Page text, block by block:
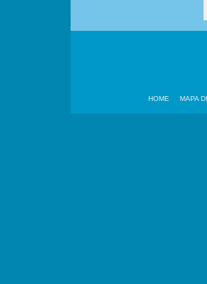
HOME
MAPA